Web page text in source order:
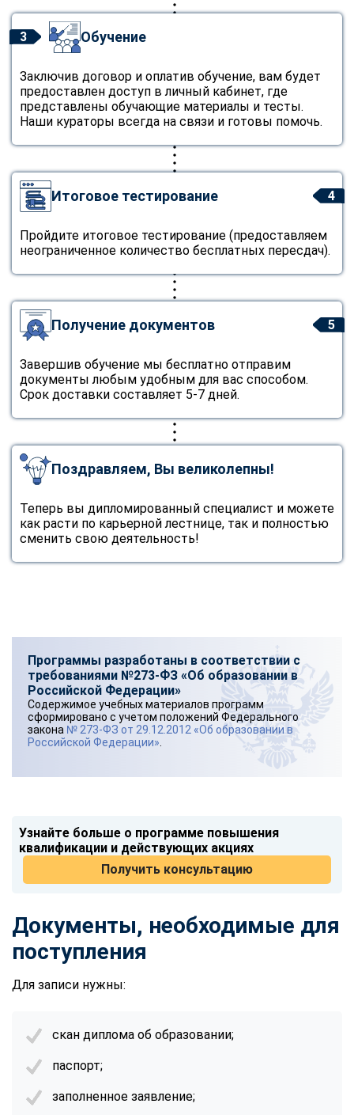
3 Обучение
Заключив договор и оплатив обучение, вам будет
предоставлен доступ в личный кабинет, где
представлены обучающие материалы и тесты.
Наши кураторы всегда на связи и готовы помочь.
4
Итоговое тестирование
Пройдите итоговое тестирование (предоставляем
неограниченное количество бесплатных пересдач).
5
Получение документов
Завершив обучение мы бесплатно отправим
документы любым удобным для вас способом.
Срок доставки составляет 5-7 дней.
Поздравляем, Вы великолепны!
Теперь вы дипломированный специалист и можете
как расти по карьерной лестнице, так и полностью
сменить свою деятельность!
Программы разработаны в соответствии с
требованиями №273-ФЗ «Об образовании в
Российской Федерации»
Содержимое учебных материалов программ
сформировано с учетом положений Федерального
закона № 273-ФЗ от 29.12.2012 «Об образовании в
Российской Федерации»
Узнайте больше о программе повышения
квалификации и действующих акциях
Получить консультацию
Документы, необходимые для
поступления
Для записи нужны:
скан диплома об образовании;
паспорт;
заполненное заявление;